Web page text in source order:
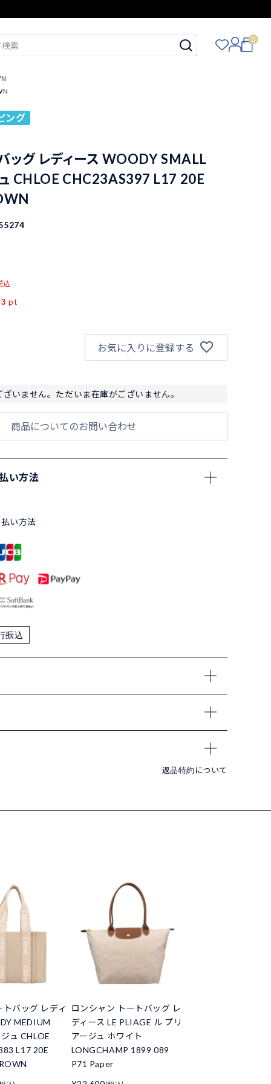
0
ング
ッグ レディース WOODY SMALL
CHLOE CHC23AS397 L17 20E
込
pt
お気に入りに登録する
ざいません。ただいま在庫がございません。
商品についてのお問い合わせ
い方法
い方法
振込
返品特約について
トバッグ レディ
MEDIUM
ュ CHLOE
L17 20E
ロンシャン トートバッグ レ
ディース LE PLIAGE ル プリ
アージュ ホワイト
LONGCHAMP 1899 089
P71 Paper